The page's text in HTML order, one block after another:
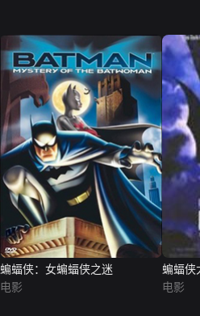
蝙蝠侠：女蝙蝠侠之迷
电影
蝙蝠侠
电影